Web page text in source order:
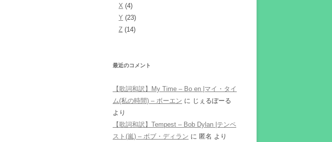
X (4)
Y (23)
Z (14)
最近のコメント
【歌詞和訳】My Time – Bo en |マイ・タイ
ム(私の時間) – ボーエン に じぇるぼーる
より
【歌詞和訳】Tempest – Bob Dylan |テンペ
スト(嵐) – ボブ・ディラン に 匿名 より